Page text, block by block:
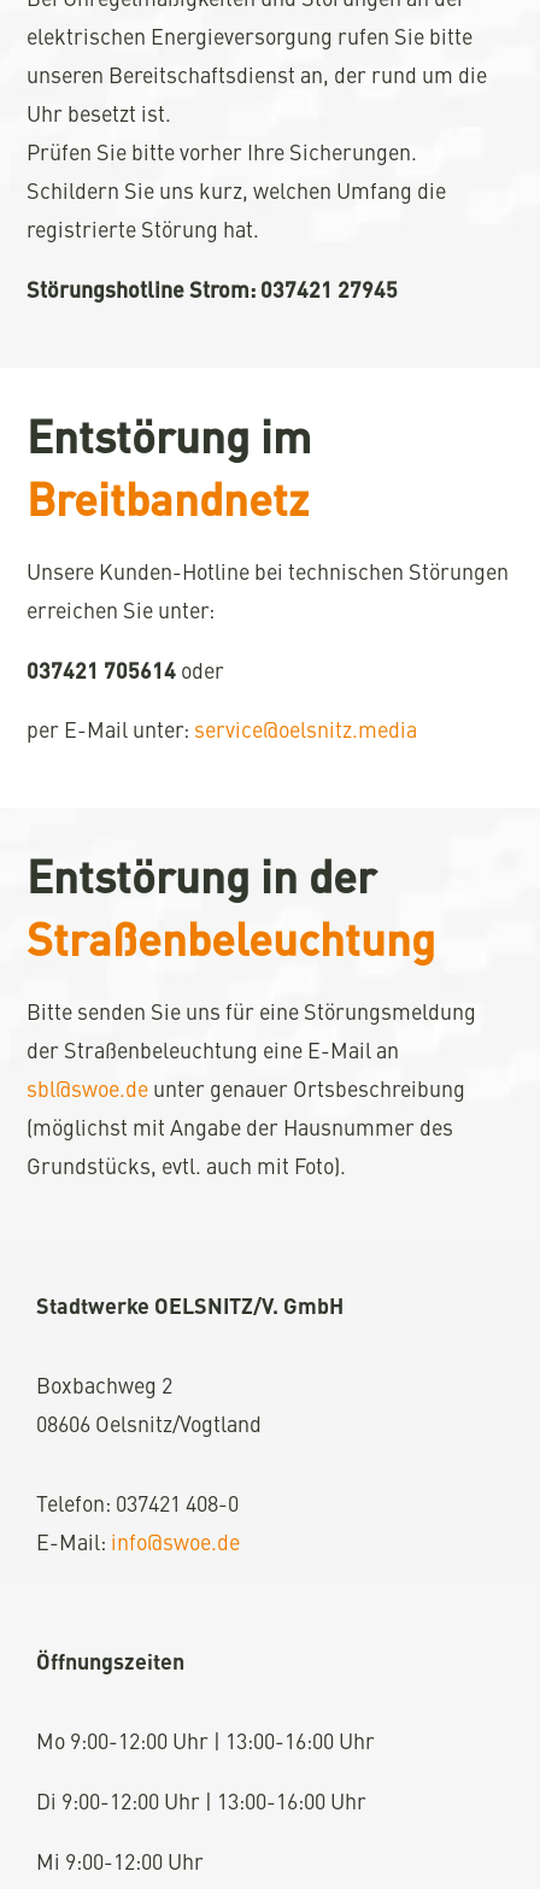
elektrischen Energieversorgung rufen Sie bitte
unseren Bereitschaftsdienst an, der rund um die
Uhr besetzt ist.
Prüfen Sie bitte vorher Ihre Sicherungen.
Schildern Sie uns kurz, welchen Umfang die
registrierte Störung hat.
Störungshotline Strom: 037421 27945
Entstörung im
Breitbandnetz
Unsere Kunden-Hotline bei technischen Störungen
erreichen Sie unter:
037421 705614 oder
per E-Mail unter: service@oelsnitz.media
Entstörung in der
Straßenbeleuchtung
Bitte senden Sie uns für eine Störungsmeldung
der Straßenbeleuchtung eine E-Mail an
sbl@swoe.de unter genauer Ortsbeschreibung
(möglichst mit Angabe der Hausnummer des
Grundstücks, evtl. auch mit Foto).
Stadtwerke OELSNITZ/V. GmbH
Boxbachweg 2
08606 Oelsnitz/Vogtland
Telefon: 037421 408-0
E-Mail: info@swoe.de
Öffnungszeiten
Mo 9:00-12:00 Uhr | 13:00-16:00 Uhr
Di 9:00-12:00 Uhr | 13:00-16:00 Uhr
Mi 9:00-12:00 Uhr